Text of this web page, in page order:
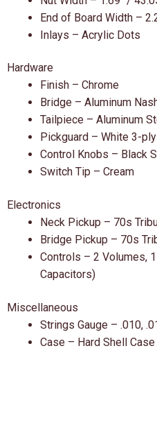
End of Board Width –
Inlays – Acrylic Dots
Hardware
Finish – Chrome
Bridge – Aluminum
Tailpiece – Aluminum
Pickguard – White 3-ply
Control Knobs – Black
Switch Tip – Cream
Electronics
Neck Pickup – 70s
Bridge Pickup – 70s
Controls – 2 Volumes,
Capacitors)
Miscellaneous
Strings Gauge – .010,
Case – Hard Shell Case